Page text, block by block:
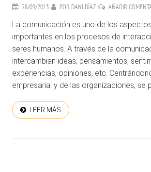
28/09/2013 POR DANI DÍAZ AÑADIR
La comunicación es uno de los
importantes en los procesos de
seres humanos. A través de la
intercambian ideas, pensamientos,
experiencias, opiniones, etc.
empresarial y de las organizaciones, se
LEER MÁS